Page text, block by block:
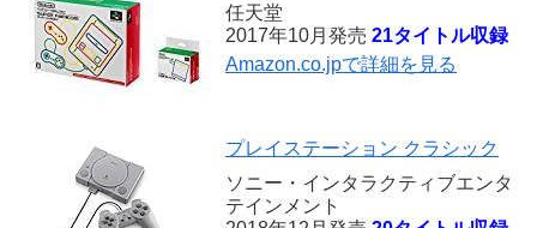
任天堂
2017年10月発売 21タイトル収録
Amazon.co.jpで詳細を見る
プレイステーション クラシック
ソニー・インタラクティブエンタ
テインメント